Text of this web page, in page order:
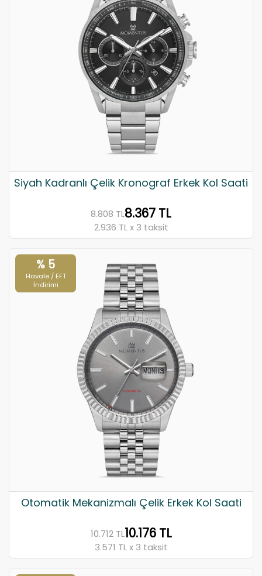
Siyah Kadranlı Çelik Kronograf Erkek Kol Saati
8.808 TL8.367 TL
2.936 TL x 3 taksit
% 5
Havale / EFT
İndirimi
Otomatik Mekanizmalı Çelik Erkek Kol Saati
10.712 TL10.176 TL
3.571 TL x 3 taksit